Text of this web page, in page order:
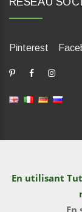
En utilisant
En
Pinterest
dP Motion
Numero REA:
© TutITALIA
documents